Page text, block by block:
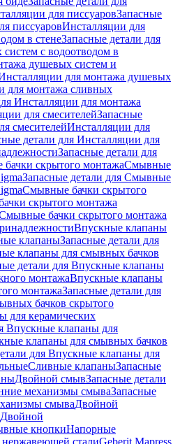
для писсуаровЗапасные
писсуаровИнсталляции для
в стенеЗапасные детали для
с водоотводом в
душевых систем и
для монтажа душевых
для монтажа сливных
Инсталляции для монтажа
для смесителейЗапасные
смесителейИнсталляции для
детали для Инсталляции для
Запасные детали для
скрытого монтажаСмывные
Запасные детали для Смывные
Смывные бачки скрытого
скрытого монтажа
бачки скрытого монтажа
Впускные клапаны
клапаныЗапасные детали для
клапаны для смывных бачков
детали для Впускные клапаны
монтажаВпускные клапаны
монтажаЗапасные детали для
бачков скрытого
для керамических
Впускные клапаны для
клапаны для смывных бачков
для Впускные клапаны для
Сливные клапаныЗапасные
Двойной смывЗапасные детали
механизмы смываЗапасные
смываДвойной
Двойной
кнопкиНапорные
нержавеющей сталиGeberit Mapress